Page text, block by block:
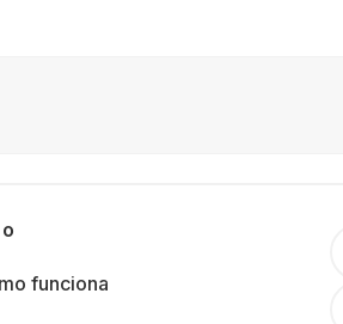
funciona